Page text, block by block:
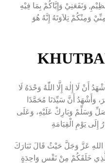
وَنَفَعَنِيْ وَإِيَّاكُمْ بِمَا فِيْهِ
وَمِنْكُمْ تِلاَوَتَهُ إِنَّهُ هُوَ
أَنْ لَا إِلٰهَ إِلَّا اللّٰهُ وَحْدَهُ لَا
وَأَشْهَدُ أَنَّ سَيِّدَنَا مُحَمَّدًا
وَسَلِّمْ وَبَارِكْ عَلَيْهِ، وَعَلَى
اللهِ عَزَّ وَجَلَّ حَيْثُ قَالَ تَبَارَكَ
الَّذِي خَلَقَكُمْ مِنْ نَفْسٍ وَاحِدَةٍ